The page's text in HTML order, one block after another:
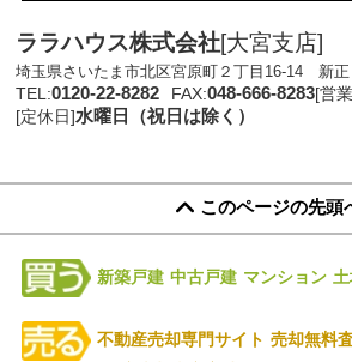
ララハウス株式会社[大宮支店]
埼玉県さいたま市北区宮原町２丁目16-14 新
TEL:0120-22-8282 FAX:048-666-8283[営
[定休日]水曜日（祝日は除く）
このページの先頭
新築戸建 中古戸建 マンション
不動産売却専門サイト 売却無料